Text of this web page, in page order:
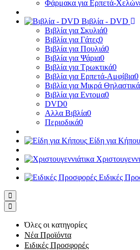
Φάρμακα για Ερπετά-
Βιβλία - DVD
Βιβλία για Σκυλιά0
Βιβλία για Γάτες0
Βιβλία για Πουλιά0
Βιβλία για Ψάρια0
Βιβλία για Τρωκτικά0
Βιβλία για Ερπετά-Αμφίβια0
Βιβλία για Μικρά Θηλαστικά
Βιβλία για Εντομα0
DVD0
Αλλα Βιβλία0
Περιοδικά0
Είδη για
Ειδικές
Όλες οι κατηγορίες
Νέα Προϊόντα
Ειδικές Προσφορές